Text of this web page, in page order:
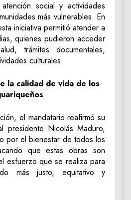
social y actividades
más vulnerables. En
iniciativa permitió atender a
quienes pudieron acceder
trámites documentales,
culturales.
la calidad de vida de los
el mandatario reafirmó su
presidente Nicolás Maduro,
por el bienestar de todos los
que estas obras son
esfuerzo que se realiza para
más justo, equitativo y